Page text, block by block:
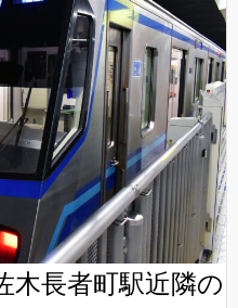
木長者町駅近隣の